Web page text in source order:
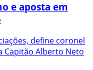
e aposta em
define coronel
Capitão Alberto Neto